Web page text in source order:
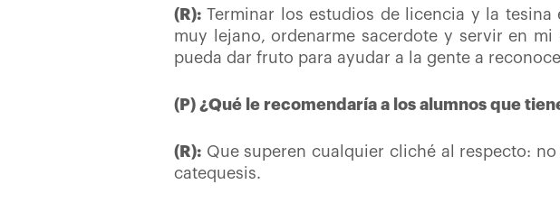
(R): Terminar los estudios de licencia y la
muy lejano, ordenarme sacerdote y servir en
pueda dar fruto para ayudar a la gente a
(P) ¿Qué le recomendaría a los alumnos que
(R): Que superen cualquier cliché al respecto:
catequesis.